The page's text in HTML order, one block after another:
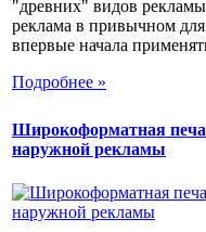
"древних" видов
реклама в привычном
впервые начала
Подробнее »
Широкоформатная
наружной рекламы